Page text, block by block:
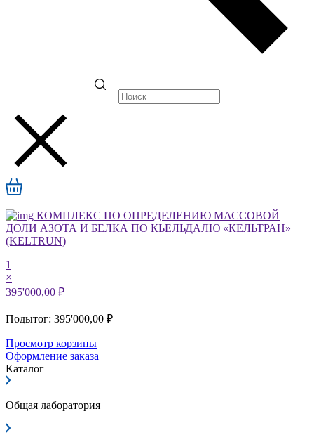
КОМПЛЕКС ПО ОПРЕДЕЛЕНИЮ МАССОВОЙ
ДОЛИ АЗОТА И БЕЛКА ПО КЬЕЛЬДАЛЮ «КЕЛЬТРАН»
(KELTRUN)
1
×
395'000,00 ₽
Подытог: 395'000,00 ₽
Просмотр корзины
Оформление заказа
Каталог
Общая лаборатория